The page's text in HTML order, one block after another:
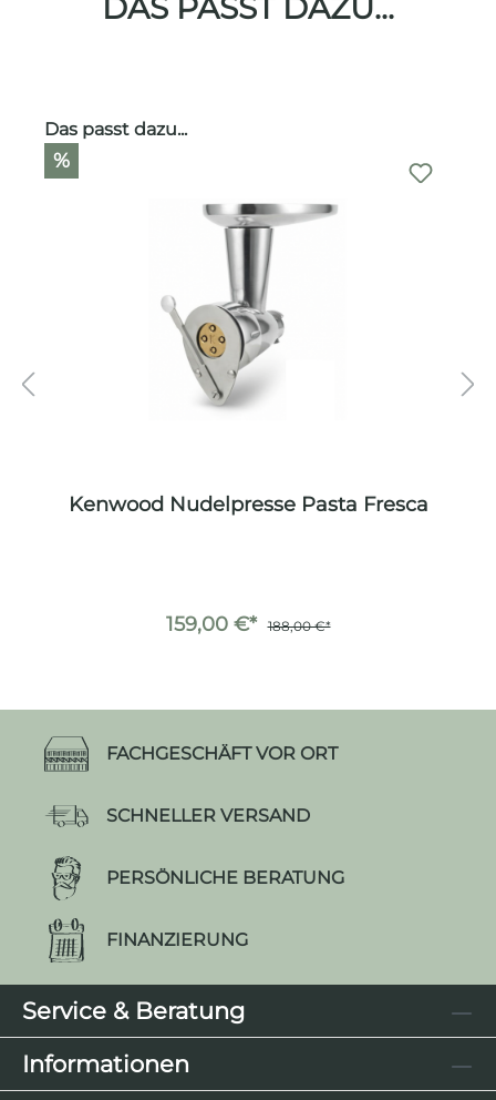
DAS PASST DAZU...
Produktgalerie überspringen
Das passt dazu...
%
Kenwood Nudelpresse Pasta Fresca
159,00 €* 188,00 €*
FACHGESCHÄFT VOR ORT
SCHNELLER VERSAND
PERSÖNLICHE BERATUNG
FINANZIERUNG
Service & Beratung
Informationen